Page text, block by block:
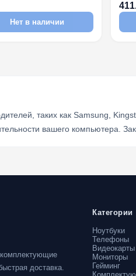
Нет в наличии
таких как Samsung,
вашего компьютера.
доставка.
Категории
Ноутбуки
Телефоны
Видеокарты
Мониторы
Гейминг